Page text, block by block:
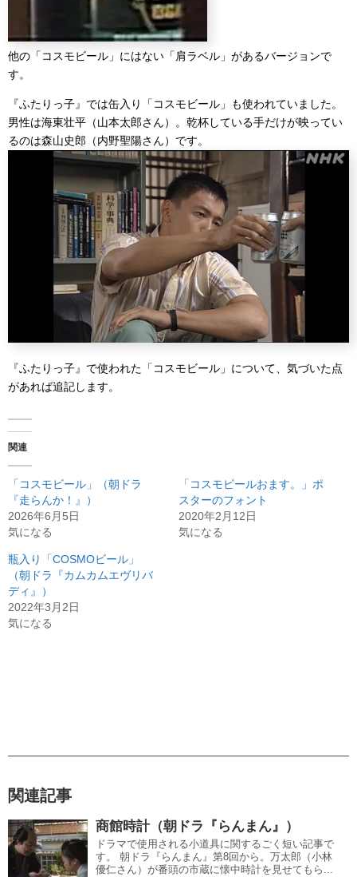
他の「コスモビール」にはない「肩ラベル」があるバージョンで
す。
『ふたりっ子』では缶入り「コスモビール」も使われていました。
男性は海東壮平（山本太郎さん）。乾杯している手だけが映ってい
るのは森山史郎（内野聖陽さん）です。
『ふたりっ子』で使われた「コスモビール」について、気づいた点
があれば追記します。
関連
「コスモビール」（朝ドラ
『走らんか！』）
2026年6月5日
気になる
「コスモビールおます。」ポ
スターのフォント
2020年2月12日
気になる
瓶入り「COSMOビール」
（朝ドラ『カムカムエヴリバ
ディ』）
2022年3月2日
気になる
関連記事
商館時計（朝ドラ『らんまん』）
ドラマで使用される小道具に関するごく短い記事で
す。 朝ドラ『らんまん』第8回から。万太郎（小林
優仁さん）が番頭の市蔵に懐中時計を見せてもら...